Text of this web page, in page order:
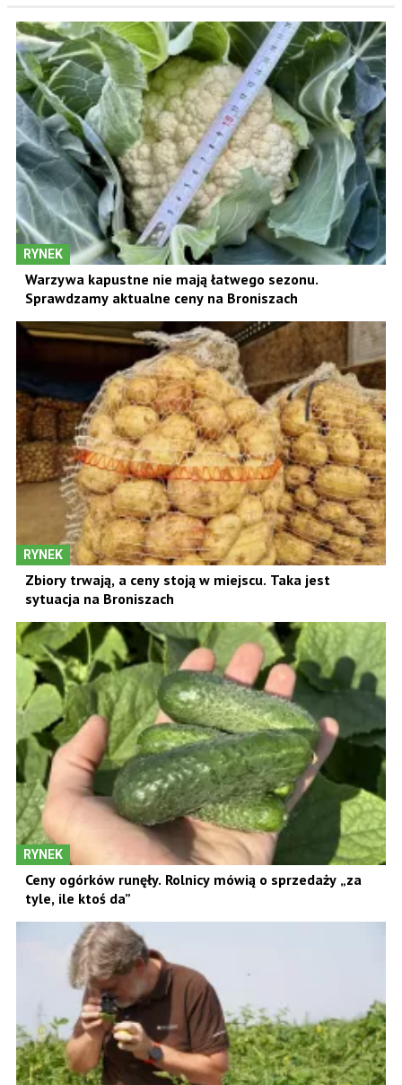
RYNEK
Warzywa kapustne nie mają łatwego sezonu.
Sprawdzamy aktualne ceny na Broniszach
RYNEK
Zbiory trwają, a ceny stoją w miejscu. Taka jest
sytuacja na Broniszach
RYNEK
Ceny ogórków runęły. Rolnicy mówią o sprzedaży „za
tyle, ile ktoś da”